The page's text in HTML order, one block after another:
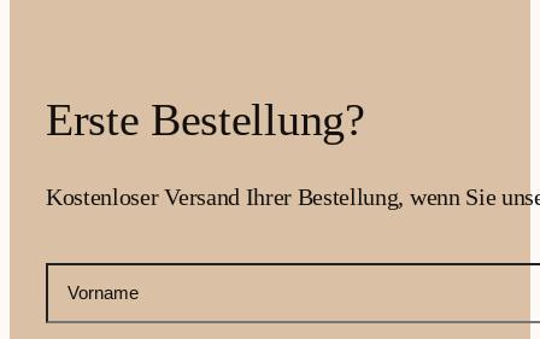
Erste Bestellung?
Kostenloser Versand Ihrer Bestellung, wenn Sie
Ihr
Vorname